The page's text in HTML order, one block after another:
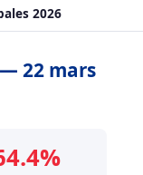
2026
22 mars